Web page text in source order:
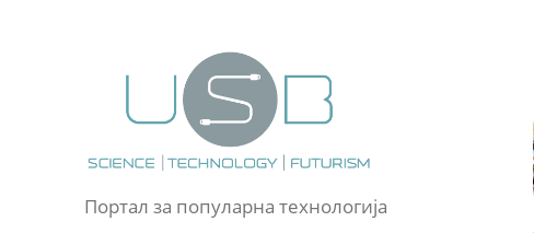
Портал за популарна технологија